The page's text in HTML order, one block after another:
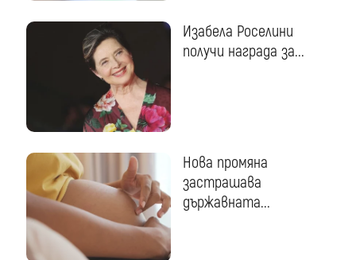
Изабела Роселини
получи награда за...
Нова промяна
застрашава
държавната...